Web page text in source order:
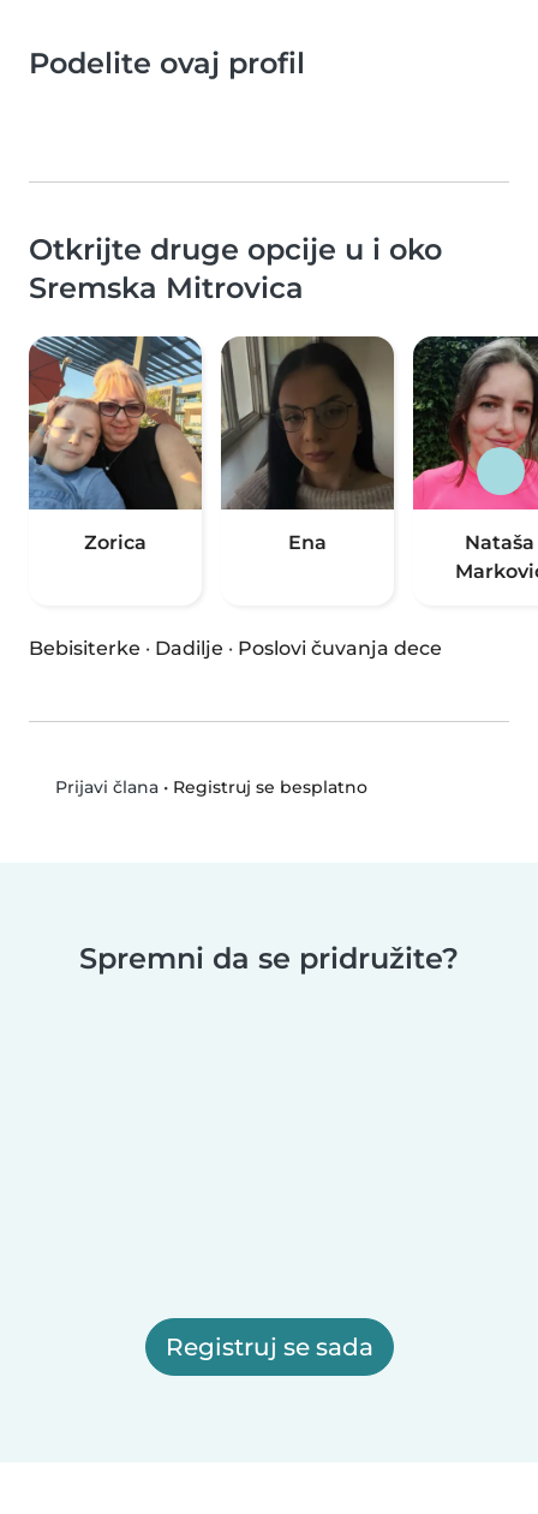
Podelite ovaj profil
Otkrijte druge opcije u i oko
Sremska Mitrovica
Zorica Ena
Nataša
Bebisiterke · Dadilje · Poslovi čuvanja dece
Prijavi člana• Registruj se besplatno
Spremni da se pridružite?
Registruj se sada